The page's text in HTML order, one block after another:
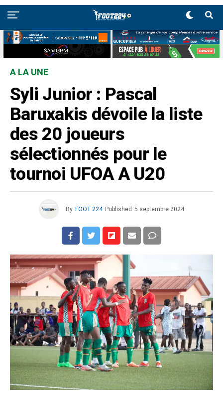
A LA UNE
Syli Junior : Pascal
Baruxakis dévoile la liste
des 20 joueurs
sélectionnés pour le
tournoi UFOA A U20
By FOOT 224 Published 5 septembre 2024